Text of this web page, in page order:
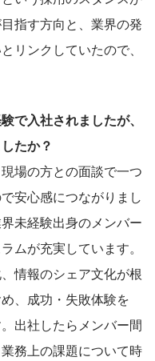
指す方向と、業界の発
リンクしていたので、
入社されましたが、
たか？
場の方との面談で一つ
安心感につながりまし
未経験出身のメンバー
ムが充実しています。
情報のシェア文化が根
、成功・失敗体験を
出社したらメンバー間
務上の課題について時